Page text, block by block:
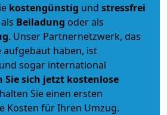
kostengünstig und stressfrei
Beiladung oder als
. Unser Partnernetzwerk, das
aufgebaut haben, ist
sogar international
Sie sich jetzt kostenlose
Sie einen ersten
Kosten für Ihren Umzug.